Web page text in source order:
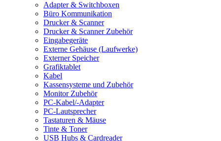
Adapter & Switchboxen
Büro Kommunikation
Drucker & Scanner
Drucker & Scanner Zubehör
Eingabegeräte
Externe Gehäuse (Laufwerke)
Externer Speicher
Grafiktablet
Kabel
Kassensysteme und Zubehör
Monitor Zubehör
PC-Kabel/-Adapter
PC-Lautsprecher
Tastaturen & Mäuse
Tinte & Toner
USB Hubs & Cardreader